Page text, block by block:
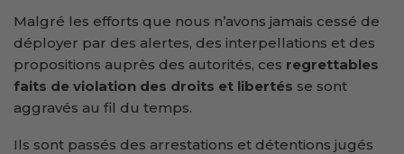
Malgré les efforts que nous n’avons jamais cessé de
déployer par des alertes, des interpellations et des
propositions auprès des autorités, ces regrettables
faits de violation des droits et libertés se sont
aggravés au fil du temps.
Ils sont passés des arrestations et détentions jugés